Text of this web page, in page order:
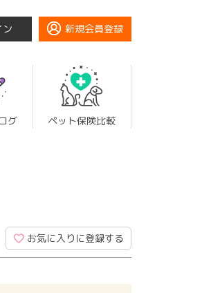
ン 新規会員登録
グ ペット保険比較
お気に入りに登録する